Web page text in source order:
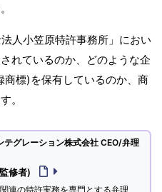
人小笠原特許事務所」におい
れているのか、どのような企
標)を保有しているのか、商
。
テグレーション株式会社 CEO/弁理
修者)
連の特許実務を専門とする弁理